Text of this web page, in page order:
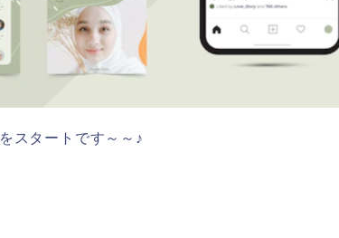
をスタートです～～♪